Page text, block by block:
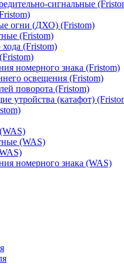
сигнальные
огни (ДХО) (Fristom)
(Fristom)
(Fristom)
номерного знака (Fristom)
освещения (Fristom)
поворота (Fristom)
утройства (катафот)
(WAS)
номерного знака (WAS)